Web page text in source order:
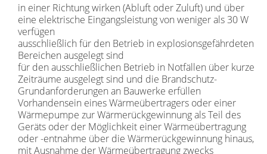
in einer Richtung wirken (Abluft oder Zuluft) und über
eine elektrische Eingangsleistung von weniger als 30 W
verfügen
ausschließlich für den Betrieb in explosionsgefährdeten
Bereichen ausgelegt sind
für den ausschließlichen Betrieb in Notfällen über kurze
Zeiträume ausgelegt sind und die Brandschutz-
Grundanforderungen an Bauwerke erfüllen
Vorhandensein eines Wärmeübertragers oder einer
Wärmepumpe zur Wärmerückgewinnung als Teil des
Geräts oder der Möglichkeit einer Wärmeübertragung
oder -entnahme über die Wärmerückgewinnung hinaus,
mit Ausnahme der Wärmeübertragung zwecks